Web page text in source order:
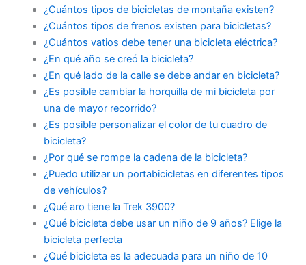
¿Cuántos tipos de bicicletas de montaña existen?
¿Cuántos tipos de frenos existen para bicicletas?
¿Cuántos vatios debe tener una bicicleta eléctrica?
¿En qué año se creó la bicicleta?
¿En qué lado de la calle se debe andar en bicicleta?
¿Es posible cambiar la horquilla de mi bicicleta por
una de mayor recorrido?
¿Es posible personalizar el color de tu cuadro de
bicicleta?
¿Por qué se rompe la cadena de la bicicleta?
¿Puedo utilizar un portabicicletas en diferentes tipos
de vehículos?
¿Qué aro tiene la Trek 3900?
¿Qué bicicleta debe usar un niño de 9 años? Elige la
bicicleta perfecta
¿Qué bicicleta es la adecuada para un niño de 10